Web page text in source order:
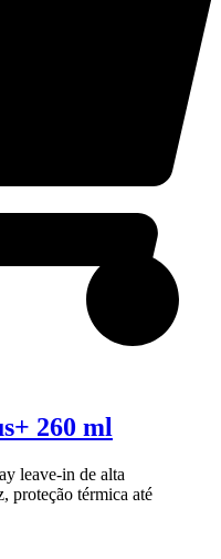
260 ml
leave-in de alta
proteção térmica até